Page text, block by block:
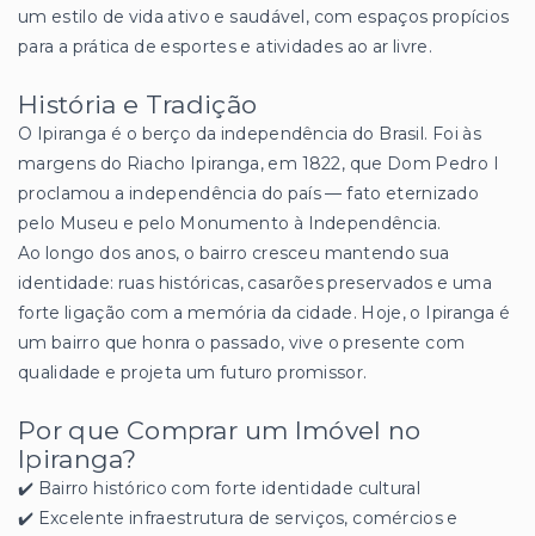
um estilo de vida ativo e saudável, com espaços propícios
para a prática de esportes e atividades ao ar livre.
História e Tradição
O Ipiranga é o berço da independência do Brasil. Foi às
margens do Riacho Ipiranga, em 1822, que Dom Pedro I
proclamou a independência do país — fato eternizado
pelo Museu e pelo Monumento à Independência.
Ao longo dos anos, o bairro cresceu mantendo sua
identidade: ruas históricas, casarões preservados e uma
forte ligação com a memória da cidade. Hoje, o Ipiranga é
um bairro que honra o passado, vive o presente com
qualidade e projeta um futuro promissor.
Por que Comprar um Imóvel no
Ipiranga?
✔️ Bairro histórico com forte identidade cultural
✔️ Excelente infraestrutura de serviços, comércios e